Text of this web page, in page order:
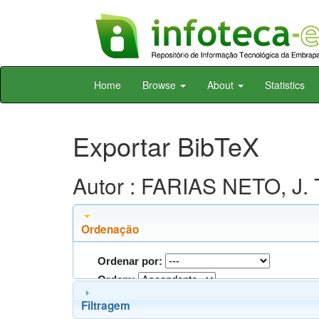
Skip
Home Browse About Statistics
Exportar BibTeX
Autor : FARIAS NETO, J.
Ordenação
Ordenar por:
Ordem:
Filtragem